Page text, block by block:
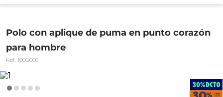
Polo con aplique de puma en punto corazón
para hombre
Ref: 190G000